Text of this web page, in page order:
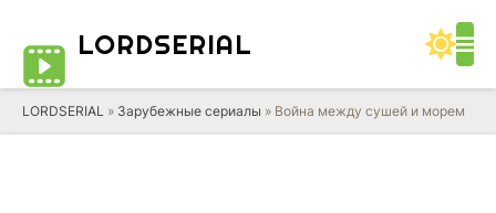
LORDSERIAL
LORDSERIAL » Зарубежные сериалы » Война между сушей и морем